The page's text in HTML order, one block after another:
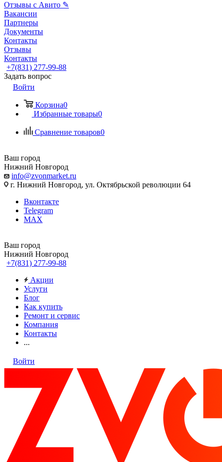
Отзывы с Авито ✎
Вакансии
Партнеры
Документы
Контакты
Отзывы
Контакты
+7(831) 277-99-88
Задать вопрос
Войти
Корзина0
Избранные товары0
Сравнение товаров0
Ваш город
Нижний Новгород
info@zvonmarket.ru
г. Нижний Новгород, ул. Октябрьской революции 64
Вконтакте
Telegram
MAX
Ваш город
Нижний Новгород
+7(831) 277-99-88
Акции
Услуги
Блог
Как купить
Ремонт и сервис
Компания
Контакты
...
Войти